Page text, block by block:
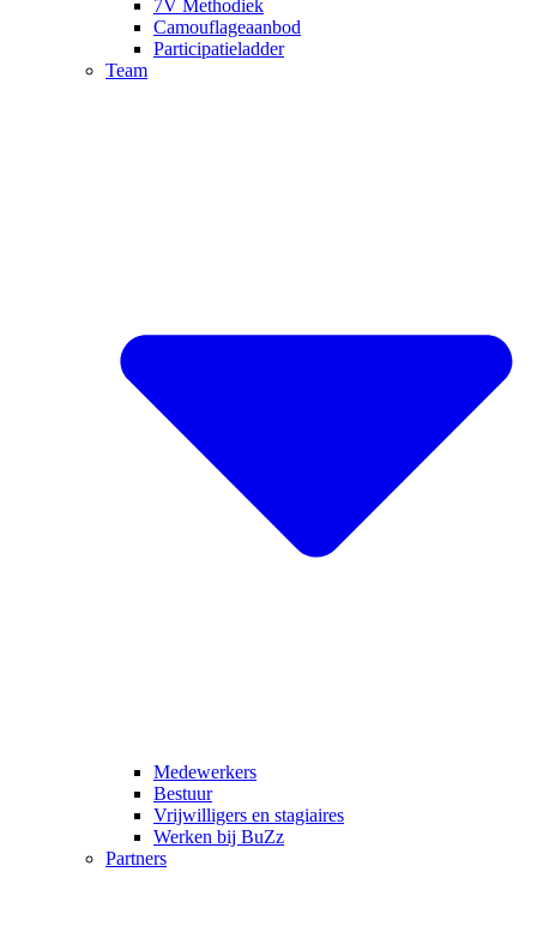
7V Methodiek
Camouflageaanbod
Participatieladder
Team
Medewerkers
Bestuur
Vrijwilligers en stagiaires
Werken bij BuZz
Partners